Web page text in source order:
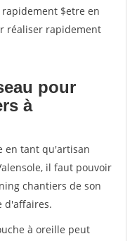
$etre en
réaliser rapidement
pour
à
en tant qu'artisan
il faut pouvoir
chantiers de son
d'affaires.
à oreille peut